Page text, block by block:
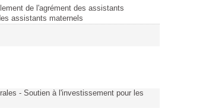
de l'agrément des assistants
assistants maternels
- Soutien à l'investissement pour les